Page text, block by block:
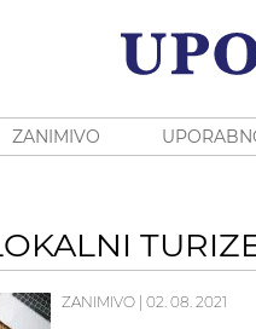
ZANIMIVO
ZANIMIVO 02. 08. 2021